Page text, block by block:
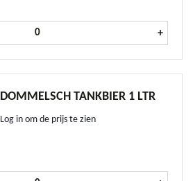
Hertog Jan fust 50 ltr aantal+
DOMMELSCH TANKBIER 1 LTR
Log in om de prijs te zien